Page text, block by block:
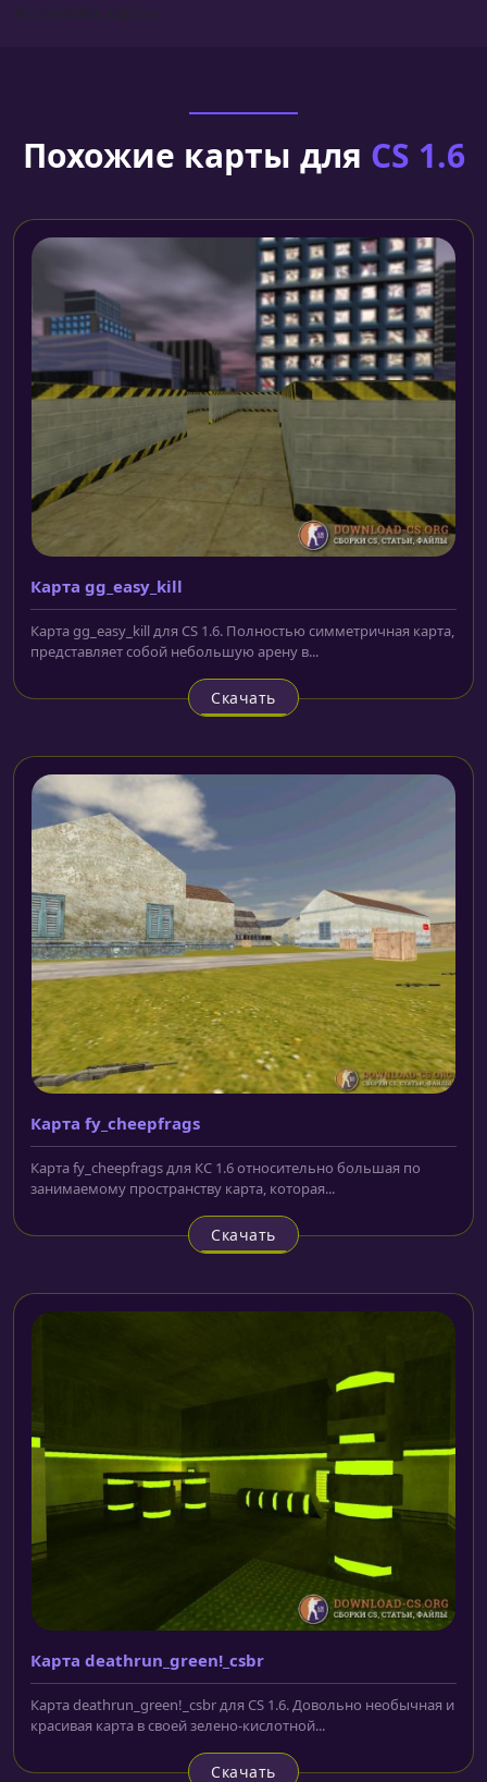
Похожие карты для CS 1.6
Карта gg_easy_kill
Карта gg_easy_kill для CS 1.6. Полностью симметричная карта,
представляет собой небольшую арену в...
Скачать
Карта fy_cheepfrags
Карта fy_cheepfrags для КС 1.6 относительно большая по
занимаемому пространству карта, которая...
Скачать
Карта deathrun_green!_csbr
Карта deathrun_green!_csbr для CS 1.6. Довольно необычная и
красивая карта в своей зелено-кислотной...
Скачать